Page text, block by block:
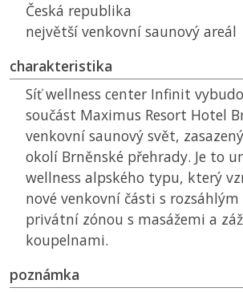
Česká republika
největší venkovní saunový areál
charakteristika
Síť wellness center Infinit
součást Maximus Resort Hotel
venkovní saunový svět,
okolí Brněnské přehrady. Je to
wellness alpského typu, který
nové venkovní části s
privátní zónou s masážemi a
koupelnami.
poznámka